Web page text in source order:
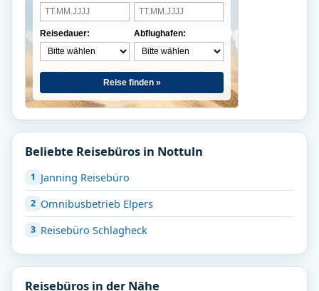
Reisedauer: Abflughafen:
Reise finden »
Beliebte Reisebüros in Nottuln
Janning Reisebüro
Omnibusbetrieb Elpers
Reisebüro Schlagheck
Reisebüros in der Nähe